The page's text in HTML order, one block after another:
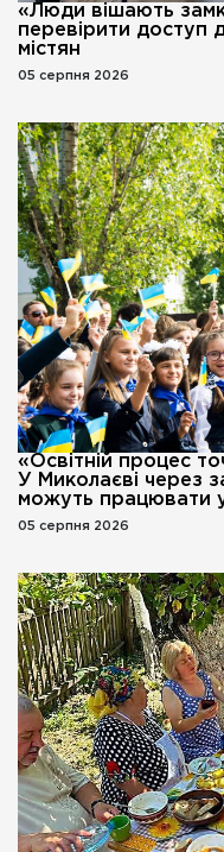
«Люди вішають
перевірити доступ
містян
05 серпня 2026
«Освітній процес
У Миколаєві через
можуть працювати
05 серпня 2026